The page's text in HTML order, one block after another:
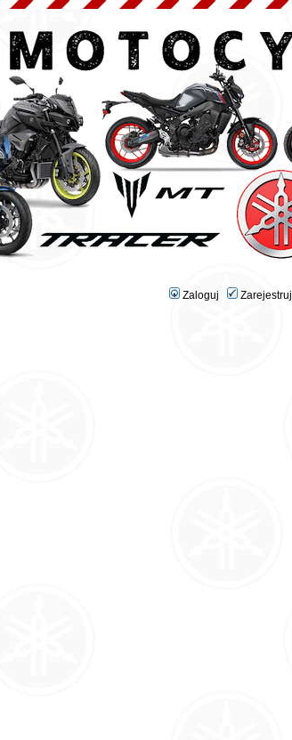
Zaloguj Zarejestruj